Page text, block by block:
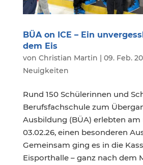
BÜA on ICE – Ein
dem Eis
von Christian Martin | 09. Feb.
Neuigkeiten
Rund 150 Schülerinnen und
Berufsfachschule zum
Ausbildung (BÜA) erlebten am
03.02.26, einen besonderen
Gemeinsam ging es in die
Eisporthalle – ganz nach dem